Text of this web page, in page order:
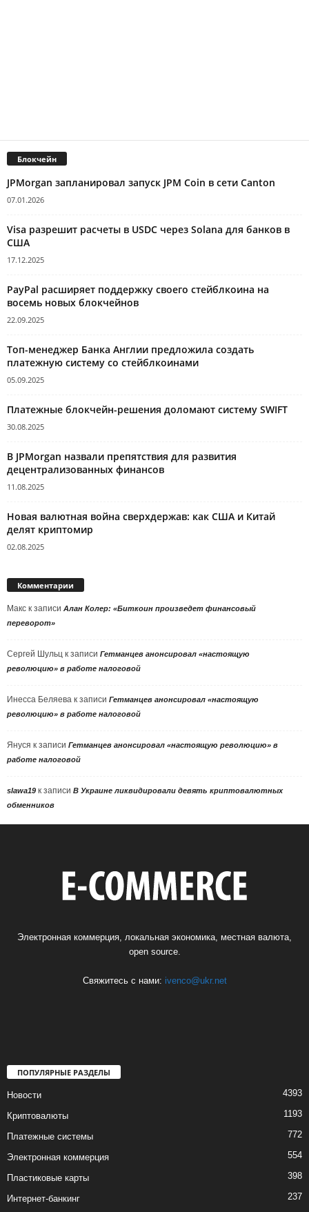
Блокчейн
JPMorgan запланировал запуск JPM Coin в сети Canton
07.01.2026
Visa разрешит расчеты в USDC через Solana для банков в
США
17.12.2025
PayPal расширяет поддержку своего стейблкоина на
восемь новых блокчейнов
22.09.2025
Топ-менеджер Банка Англии предложила создать
платежную систему со стейблкоинами
05.09.2025
Платежные блокчейн-решения доломают систему SWIFT
30.08.2025
В JPMorgan назвали препятствия для развития
децентрализованных финансов
11.08.2025
Новая валютная война сверхдержав: как США и Китай
делят криптомир
02.08.2025
Комментарии
Макс к записи Алан Колер: «Биткоин произведет финансовый
переворот»
Сергей Шульц к записи Гетманцев анонсировал «настоящую
революцию» в работе налоговой
Инесса Беляева к записи Гетманцев анонсировал «настоящую
революцию» в работе налоговой
Януся к записи Гетманцев анонсировал «настоящую революцию» в
работе налоговой
slawa19 к записи В Украине ликвидировали девять криптовалютных
обменников
Электронная коммерция, локальная экономика, местная валюта,
open source.
Свяжитесь с нами: ivenco@ukr.net
ПОПУЛЯРНЫЕ РАЗДЕЛЫ
Новости 4393
Криптовалюты 1193
Платежные системы 772
Электронная коммерция 554
Пластиковые карты 398
Интернет-банкинг 237